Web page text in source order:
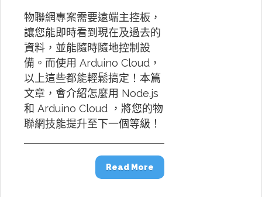
物聯網專案需要遠端主控板，
讓您能即時看到現在及過去的
資料，並能隨時隨地控制設
備。而使用 Arduino Cloud，
以上這些都能輕鬆搞定！本篇
文章，會介紹怎麼用 Node.js
和 Arduino Cloud ，將您的物
聯網技能提升至下一個等級！
Read More